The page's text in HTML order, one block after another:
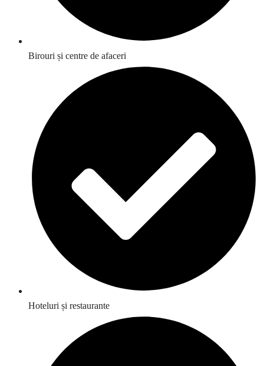
Birouri și centre de afaceri
Hoteluri și restaurante